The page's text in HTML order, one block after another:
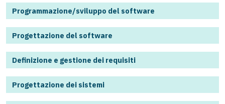
Programmazione/sviluppo del software
Progettazione del software
Definizione e gestione dei requisiti
Progettazione dei sistemi